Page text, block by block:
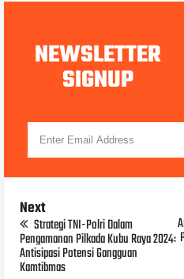
NEWSLETTER
SIGNUP
Next
Strategi TNI-Polri Dalam
Pengamanan Pilkada Kubu Raya 2024:
Antisipasi Potensi Gangguan
Kamtibmas